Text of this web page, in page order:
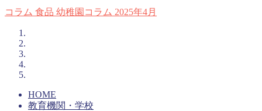
コラム 食品 幼稚園コラム 2025年4月
HOME
教育機関・学校